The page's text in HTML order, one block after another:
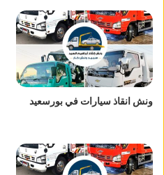
ونش انقاذ سيارات في بورسعيد